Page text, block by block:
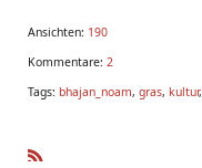
Ansichten: 190
Kommentare: 2
Tags: bhajan_noam, gras, kultur,